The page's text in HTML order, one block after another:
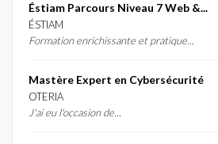
Éstiam Parcours Niveau 7 Web &...
ÉSTIAM
Formation enrichissante et pratique...
Mastère Expert en Cybersécurité
OTERIA
J'ai eu l'occasion de...